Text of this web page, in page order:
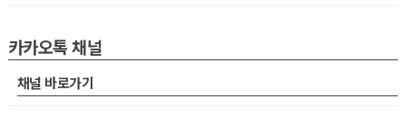
카카오톡 채널
채널 바로가기